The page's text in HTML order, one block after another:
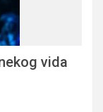
vida